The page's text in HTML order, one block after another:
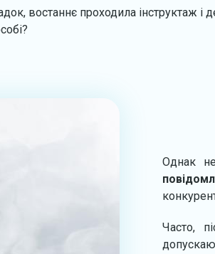
востаннє проходила інструктаж і
Однак
Часто,